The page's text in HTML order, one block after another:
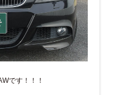
です！！！